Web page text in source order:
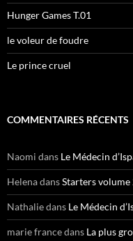
:Hunger Games T.01
le voleur de foudre
Le prince cruel
COMMENTAIRES RÉCENTS
Naomi dans Le Médecin
HelenadansStarters volume
Nathaliedans Le Médecin
marie francedans La plus